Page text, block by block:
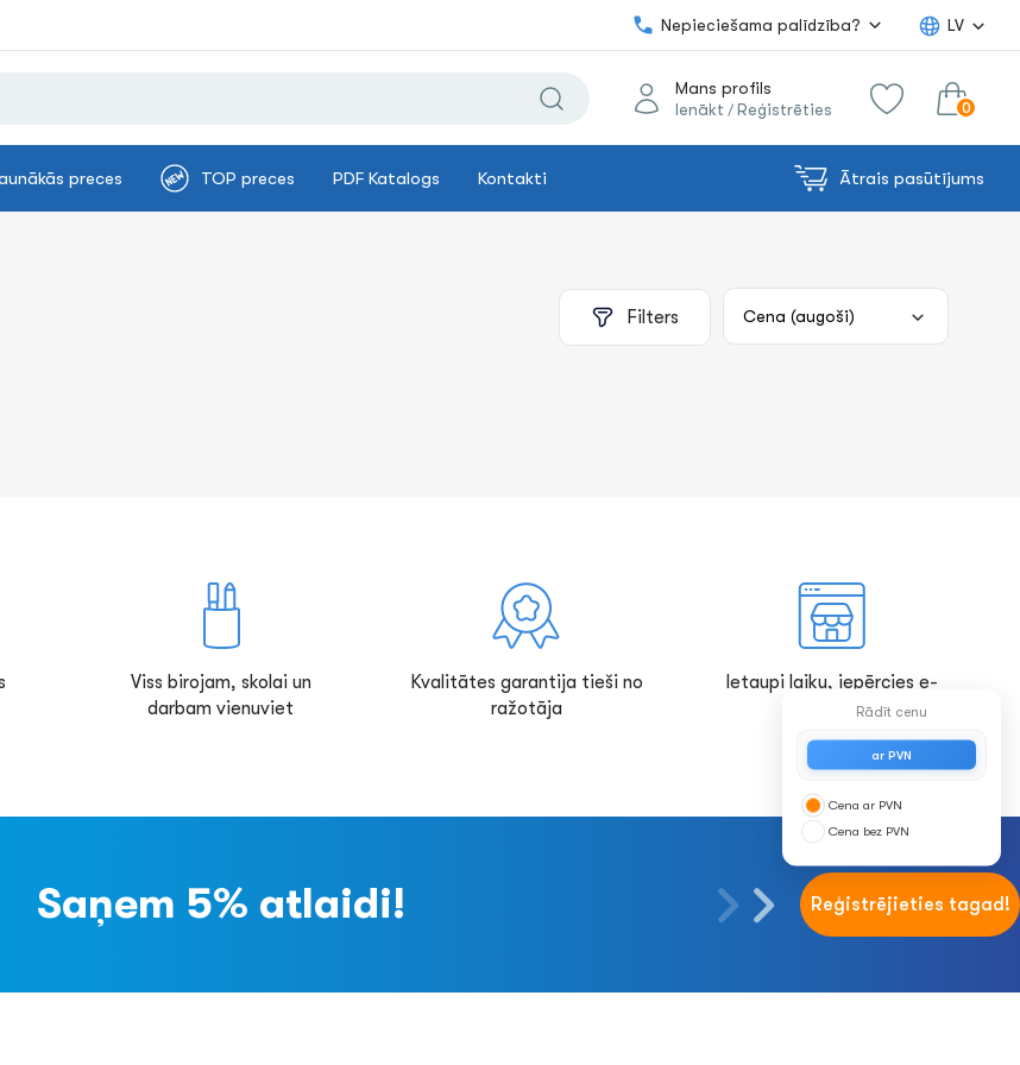
Nepieciešama palīdzība? LV
Mans profils
Ienākt / Reģistrēties 0
preces TOP preces PDF Katalogs Kontakti Ātrais pasūtījums
Filters
Rādīt cenu
ar PVN
Cena ar PVN
Cena bez PVN
Viss birojam, skolai un
darbam vienuviet
Kvalitātes garantija tieši no
ražotāja
Ietaupi laiku, iepērcies e-
veikalā!
Saņem 5% atlaidi! Reģistrējieties tagad!